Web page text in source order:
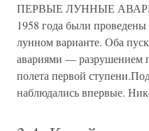
ПЕРВЫЕ ЛУННЫЕ АВАРИИ
1958 года были
лунном варианте. Оба
авариями — разрушением
полета первой
наблюдались впервые.